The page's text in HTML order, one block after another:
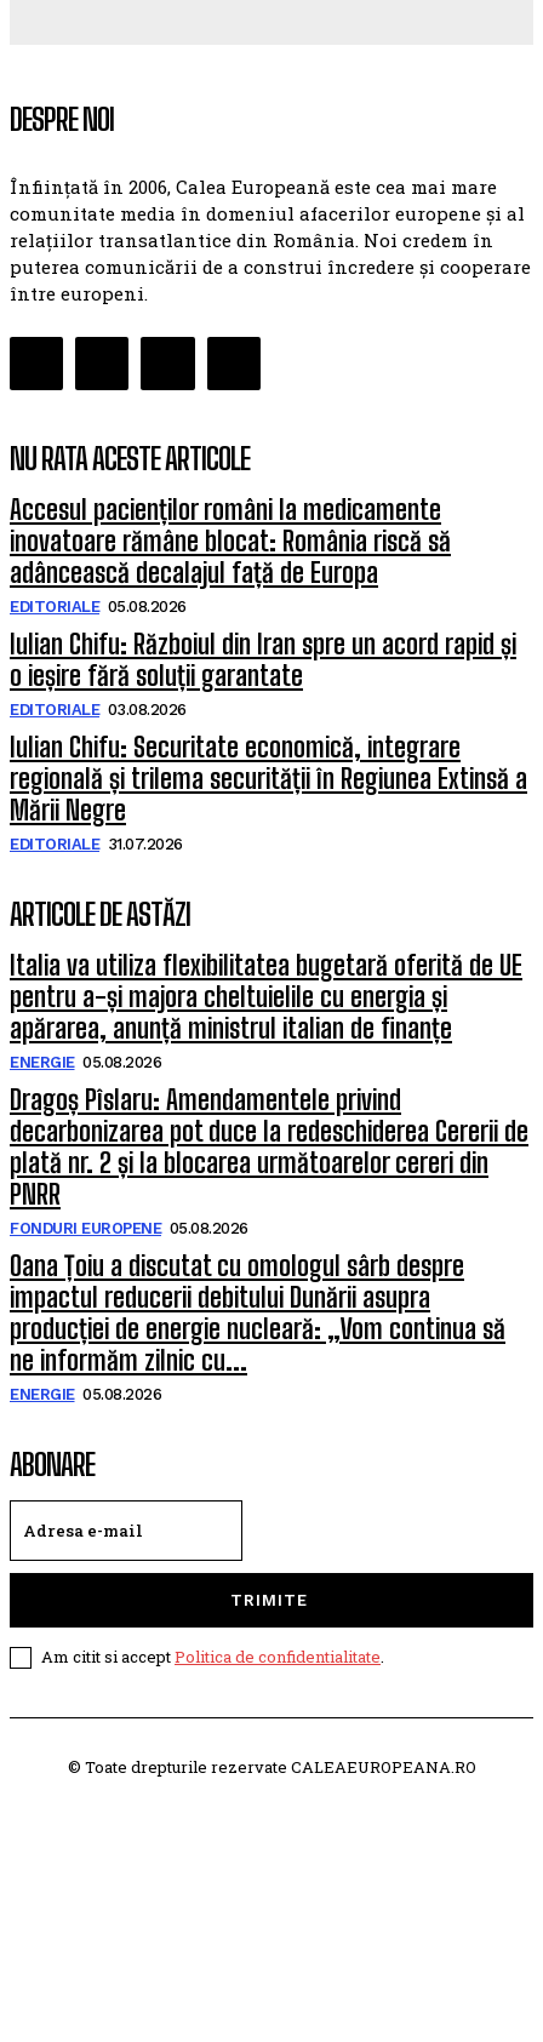
DESPRE NOI
Înființată în 2006, Calea Europeană este cea mai mare
comunitate media în domeniul afacerilor europene și al
relațiilor transatlantice din România. Noi credem în
puterea comunicării de a construi încredere și cooperare
între europeni.
NU RATA ACESTE ARTICOLE
Accesul pacienților români la medicamente
inovatoare rămâne blocat: România riscă să
adâncească decalajul față de Europa
EDITORIALE 05.08.2026
Iulian Chifu: Războiul din Iran spre un acord rapid și
o ieșire fără soluții garantate
EDITORIALE 03.08.2026
Iulian Chifu: Securitate economică, integrare
regională și trilema securității în Regiunea Extinsă a
Mării Negre
EDITORIALE 31.07.2026
ARTICOLE DE ASTĂZI
Italia va utiliza flexibilitatea bugetară oferită de UE
pentru a-și majora cheltuielile cu energia și
apărarea, anunță ministrul italian de finanțe
ENERGIE 05.08.2026
Dragoș Pîslaru: Amendamentele privind
decarbonizarea pot duce la redeschiderea Cererii de
plată nr. 2 și la blocarea următoarelor cereri din
PNRR
FONDURI EUROPENE 05.08.2026
Oana Țoiu a discutat cu omologul sârb despre
impactul reducerii debitului Dunării asupra
producției de energie nucleară: „Vom continua să
ne informăm zilnic cu...
ENERGIE 05.08.2026
ABONARE
TRIMITE
Am citit si acceptPolitica de confidentialitate.
© Toate drepturile rezervate CALEAEUROPEANA.RO